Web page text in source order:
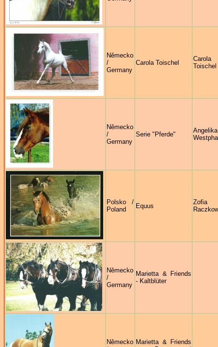
Německo
/
Germany
Carola Toischel
Carola
Toischel
Německo
/
Germany
Serie "Pferde"
Angelika
Polsko /
Poland
Equus
Zofia
Německo
/
Germany
Marietta & Friends
- Kaltblüter
Německo Marietta & Friends